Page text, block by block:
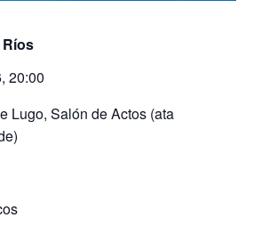
20:00
Lugo, Salón de Actos (ata